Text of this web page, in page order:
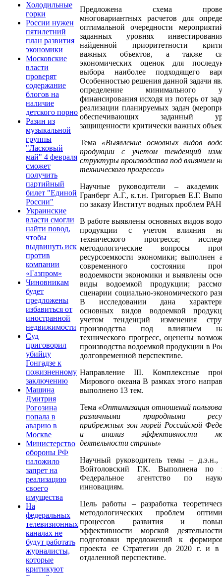
Холодильные
горки
России нужен
пятилетний
план развития
экономики
Московские
власти
проверят
содержание
блогов на
наличие
детского порно
Разин из
музыкальной
группы
"Ласковый
май" 4 февраля
сможет
получить
партийный
билет "Единой
России"
Украинские
власти смогли
найти повод,
чтобы
выдвинуть иск
против
компании
«Газпром»
Чиновникам
будет
предложены
избавиться от
иностранной
недвижимости
Суд
приговорил
убийцу
Гонгадзе к
пожизненному
заключению
Машина
Дмитрия
Рогозина
попала в
аварию в
Москве
Министерство
обороны РФ
наложило
запрет на
реализацию
своего
имущества
На
федеральных
телевизионных
каналах не
будут работать
журналисты,
которые
критикуют
Предложена схема
многовариантных расчетов для
оптимальной очередности
заданных уровнях
найденной приоритетности
важных объектов, а также
экономических оценок для
выбора наиболее подходящего
Особенностью решения данной задачи
определение минимального
финансирования исходя из потерь от
реализации планируемых задач
обеспечивающих заданный
защищенности критически важных
Тема «Выявление основных видов
продукции с учетом тенденций
структуры производства под влиянием
технического прогресса»
Научные руководители –
Гранберг А.Г., к.т.н. Григорьев Е.Г.
по заказу Институт водных проблем
В работе выявлены основных видов
продукции с учетом влияния
технического прогресса;
методологические вопросы
ресурсоемкости экономики; выполнен
современного состояния
водоемкости экономики и выявлены
виды водоемкой продукции;
сценарии социально-экономического
В исследовании дана
основных видов водоемкой
учетом тенденций изменения
производства под влиянием
технического прогресс, оценены
производства водоемкой продукции в
долговременной перспективе.
Направление III. Комплексные
Мирового океана В рамках этого
выполнено 13 тем.
Тема «Оптимизация отношений
различными природными
прибрежных зон морей Российской
и анализ эффективности
деятельности страны»
Научный руководитель темы – д.э.н.,
Войтоловский Г.К. Выполнена по
Федеральное агентство по
инновациям.
Цель работы – разработка
методологических проблем
процессов развития и
эффективности морской
подготовки предложений к
проекта ее Стратегии до 2020 г. и в
отдаленной перспективе.